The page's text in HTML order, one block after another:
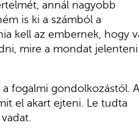
annál nagyobb
is ki a számból a
kell az embernek, hogy
mire a mondat jelenteni
fogalmi gondolkozástól.
el akart ejteni. Le tudta